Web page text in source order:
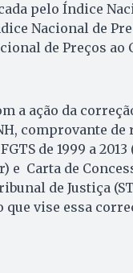
pelo Índice
Nacional de
de Preços
a ação da
comprovante
de 1999 a
e Carta de
de Justiça
vise essa